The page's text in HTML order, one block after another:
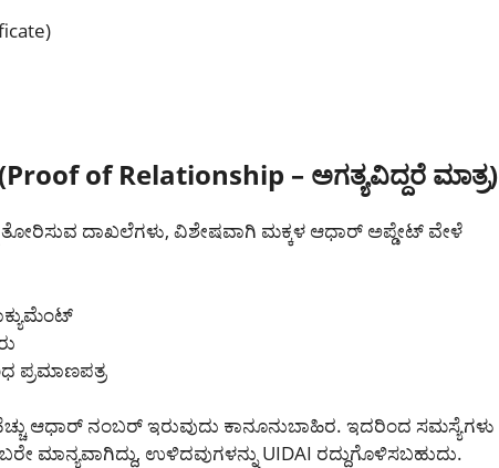
of Relationship – ಅಗತ್ಯವಿದ್ದರೆ ಮಾತ್ರ)
ತೋರಿಸುವ ದಾಖಲೆಗಳು, ವಿಶೇಷವಾಗಿ ಮಕ್ಕಳ ಆಧಾರ್ ಅಪ್ಡೇಟ್ ವೇಳೆ
ಪ್ರಮಾಣಪತ್ರ
ಹೆಚ್ಚು ಆಧಾರ್ ನಂಬರ್ ಇರುವುದು ಕಾನೂನುಬಾಹಿರ. ಇದರಿಂದ ಸಮಸ್ಯೆಗಳು
ಉಳಿದವುಗಳನ್ನು UIDAI ರದ್ದುಗೊಳಿಸಬಹುದು.